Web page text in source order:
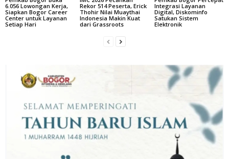
6.056 Lowongan Kerja,
Siapkan Bogor Career
Center untuk Layanan
Setiap Hari
Rekor 514 Peserta, Erick
Thohir Nilai Muaythai
Indonesia Makin Kuat
dari Grassroots
Integrasi Layanan
Digital, Diskominfo
Satukan Sistem
Elektronik